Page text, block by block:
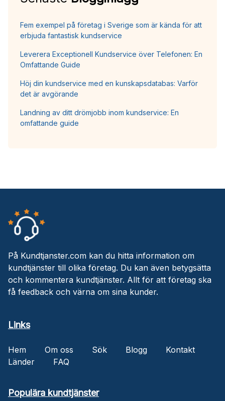
Fem exempel på företag i Sverige som är kända för att
erbjuda fantastisk kundservice
Leverera Exceptionell Kundservice över Telefonen: En
Omfattande Guide
Höj din kundservice med en kunskapsdatabas: Varför
det är avgörande
Landning av ditt drömjobb inom kundservice: En
omfattande guide
På Kundtjanster.com kan du hitta information om
kundtjänster till olika företag. Du kan även betygsätta
och kommentera kundtjänster. Allt för att företag ska
få feedback och värna om sina kunder.
Links
Hem Om oss Sök Blogg
Kontakt
Länder
FAQ
Populära kundtjänster